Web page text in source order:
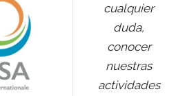
cualquier
duda,
conocer
nuestras
actividades